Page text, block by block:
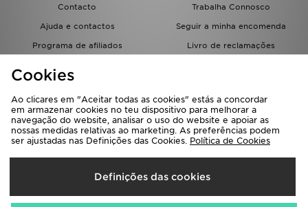
Contacto
Trabalha Connosco
Ajuda e contactos
Seguir a minha encomenda
Programa de afiliados
Livro de reclamações
Seleciona O País
Portugal
Cookies
Ao clicares em "Aceitar todas as cookies" estás a concordar
em armazenar cookies no teu dispositivo para melhorar a
navegação do website, analisar o uso do website e apoiar as
nossas medidas relativas ao marketing. As preferências podem
ser ajustadas nas Definições das Cookies. Política de Cookies
Definições das cookies